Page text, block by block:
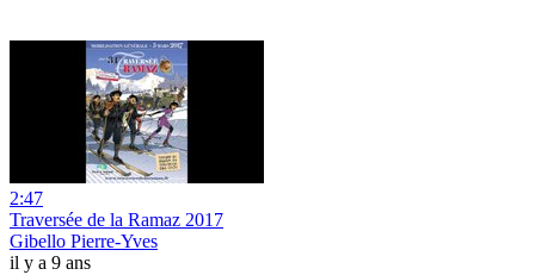
2:47
Traversée de la Ramaz 2017
Gibello Pierre-Yves
il y a 9 ans